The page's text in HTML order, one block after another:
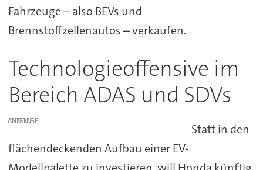
Fahrzeuge – also BEVs und
Brennstoffzellenautos – verkaufen.
Technologieoffensive im
Bereich ADAS und SDVs
ANZEIGE
Statt in den
flächendeckenden Aufbau einer EV-